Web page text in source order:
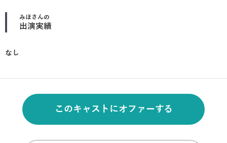
みほ さんの
出演実績
なし
このキャストにオファーする